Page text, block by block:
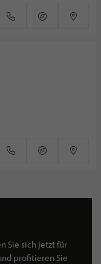
Sie sich jetzt für
profitieren Sie